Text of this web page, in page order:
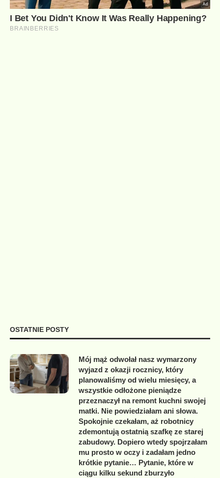
OSTATNIE POSTY
Mój mąż odwołał nasz wymarzony
wyjazd z okazji rocznicy, który
planowaliśmy od wielu miesięcy, a
wszystkie odłożone pieniądze
przeznaczył na remont kuchni swojej
matki. Nie powiedziałam ani słowa.
Spokojnie czekałam, aż robotnicy
zdemontują ostatnią szafkę ze starej
zabudowy. Dopiero wtedy spojrzałam
mu prosto w oczy i zadałam jedno
krótkie pytanie… Pytanie, które w
ciągu kilku sekund zburzyło